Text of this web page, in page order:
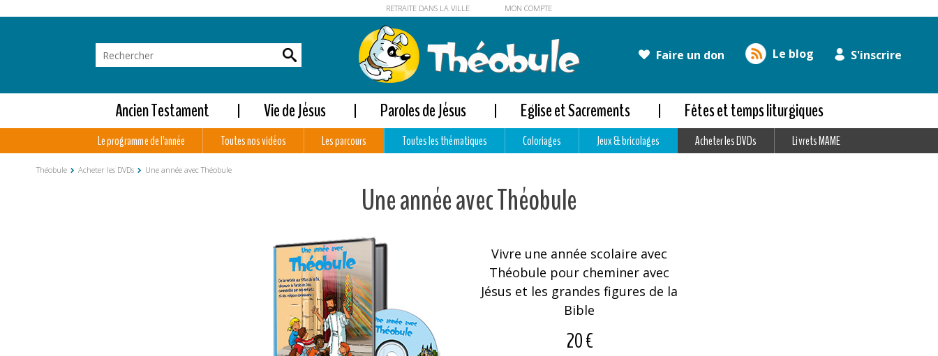
RETRAITE DANS LA VILLE MON COMPTE
Faire un don Le blog S'inscrire
Ancien Testament Vie de Jésus Paroles de Jésus Eglise et Sacrements Fêtes et temps liturgiques
Le programme de l'année Toutes nos vidéos Les parcours Toutes les thématiques Coloriages Jeux & bricolages Acheter les DVDs Livrets MAME
Théobule Acheter les DVDs Une année avec Théobule
Une année avec Théobule
Vivre une année scolaire avec
Théobule pour cheminer avec
Jésus et les grandes figures de la
Bible
20 €